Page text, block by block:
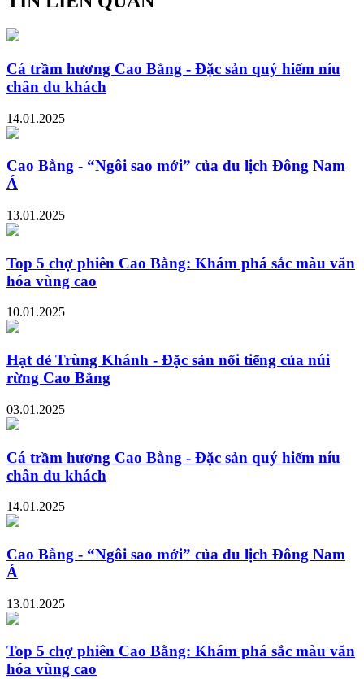
Cá trầm hương Cao Bằng - Đặc sản quý hiếm níu
chân du khách
14.01.2025
Cao Bằng - “Ngôi sao mới” của du lịch Đông Nam
Á
13.01.2025
Top 5 chợ phiên Cao Bằng: Khám phá sắc màu văn
hóa vùng cao
10.01.2025
Hạt dẻ Trùng Khánh - Đặc sản nổi tiếng của núi
rừng Cao Bằng
03.01.2025
Cá trầm hương Cao Bằng - Đặc sản quý hiếm níu
chân du khách
14.01.2025
Cao Bằng - “Ngôi sao mới” của du lịch Đông Nam
Á
13.01.2025
Top 5 chợ phiên Cao Bằng: Khám phá sắc màu văn
hóa vùng cao